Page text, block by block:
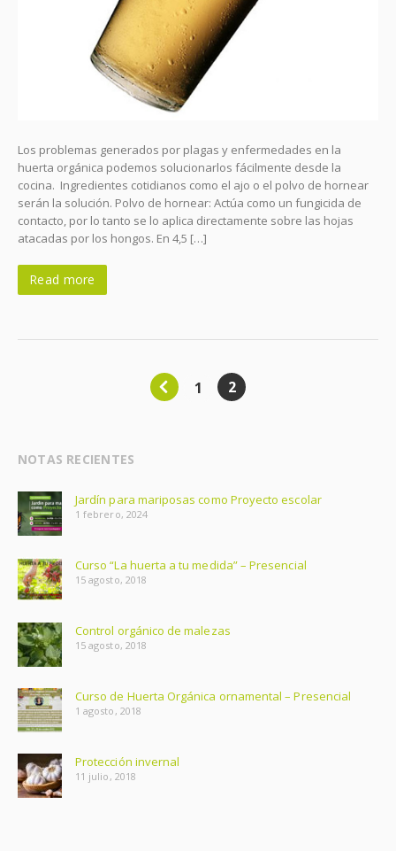
Los problemas generados por plagas y enfermedades en la
huerta orgánica podemos solucionarlos fácilmente desde la
cocina. Ingredientes cotidianos como el ajo o el polvo de hornear
serán la solución. Polvo de hornear: Actúa como un fungicida de
contacto, por lo tanto se lo aplica directamente sobre las hojas
atacadas por los hongos. En 4,5 […]
Read more
1 2
NOTAS RECIENTES
Jardín para mariposas como Proyecto escolar
1 febrero, 2024
Curso “La huerta a tu medida” – Presencial
15 agosto, 2018
Control orgánico de malezas
15 agosto, 2018
Curso de Huerta Orgánica ornamental – Presencial
1 agosto, 2018
Protección invernal
11 julio, 2018